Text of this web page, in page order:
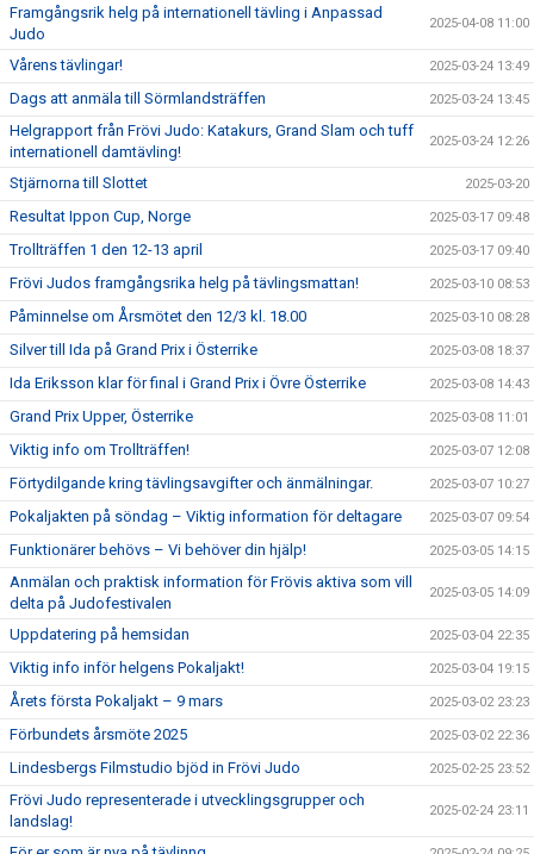
Framgångsrik helg på internationell tävling i Anpassad
Judo
2025-04-08 11:00
Vårens tävlingar! 2025-03-24 13:49
Dags att anmäla till Sörmlandsträffen 2025-03-24 13:45
Helgrapport från Frövi Judo: Katakurs, Grand Slam och tuff
internationell damtävling!
2025-03-24 12:26
Stjärnorna till Slottet 2025-03-20
Resultat Ippon Cup, Norge 2025-03-17 09:48
Trollträffen 1 den 12-13 april 2025-03-17 09:40
Frövi Judos framgångsrika helg på tävlingsmattan! 2025-03-10 08:53
Påminnelse om Årsmötet den 12/3 kl. 18.00 2025-03-10 08:28
Silver till Ida på Grand Prix i Österrike 2025-03-08 18:37
Ida Eriksson klar för final i Grand Prix i Övre Österrike 2025-03-08 14:43
Grand Prix Upper, Österrike 2025-03-08 11:01
Viktig info om Trollträffen! 2025-03-07 12:08
Förtydilgande kring tävlingsavgifter och änmälningar. 2025-03-07 10:27
Pokaljakten på söndag – Viktig information för deltagare 2025-03-07 09:54
Funktionärer behövs – Vi behöver din hjälp! 2025-03-05 14:15
Anmälan och praktisk information för Frövis aktiva som vill
delta på Judofestivalen
2025-03-05 14:09
Uppdatering på hemsidan 2025-03-04 22:35
Viktig info inför helgens Pokaljakt! 2025-03-04 19:15
Årets första Pokaljakt – 9 mars 2025-03-02 23:23
Förbundets årsmöte 2025 2025-03-02 22:36
Lindesbergs Filmstudio bjöd in Frövi Judo 2025-02-25 23:52
Frövi Judo representerade i utvecklingsgrupper och
landslag!
2025-02-24 23:11